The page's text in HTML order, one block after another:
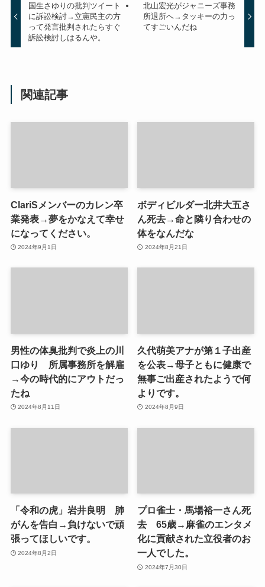
国生さゆりの批判ツイート
に訴訟検討→立憲民主の方
って発言批判されたらすぐ
訴訟検討しはるんや。
北山宏光がジャニーズ事務
所退所へ→タッキーの力っ
てすごいんだね
関連記事
ClariSメンバーのカレン卒
業発表→夢をかなえて幸せ
になってください。
2024年9月1日
ボディビルダー北井大五さ
ん死去→命と隣り合わせの
体をなんだな
2024年8月21日
男性の体臭批判で炎上の川
口ゆり 所属事務所を解雇
→今の時代的にアウトだっ
たね
2024年8月11日
久代萌美アナが第１子出産
を公表→母子ともに健康で
無事ご出産されたようで何
よりです。
2024年8月9日
「令和の虎」岩井良明 肺
がんを告白→負けないで頑
張ってほしいです。
2024年8月2日
プロ雀士・馬場裕一さん死
去 65歳→麻雀のエンタメ
化に貢献された立役者のお
一人でした。
2024年7月30日